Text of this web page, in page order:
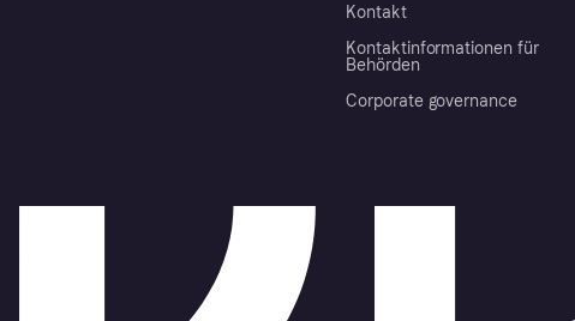
Kontakt
Kontaktinformationen für
Behörden
Corporate governance